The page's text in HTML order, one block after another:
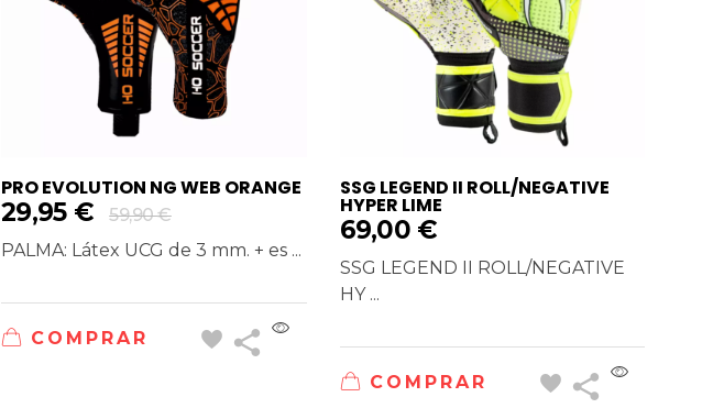
PRO EVOLUTION NG WEB ORANGE
29,95 € 59,90€
PALMA: Látex UCG de 3 mm. + es ...
COMPRAR
SSG LEGEND II ROLL/NEGATIVE
HYPER LIME
69,00 €
SSG LEGEND II ROLL/NEGATIVE
HY ...
COMPRAR